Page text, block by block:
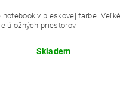
notebook v pieskovej farbe.
úložných priestorov.
Skladem